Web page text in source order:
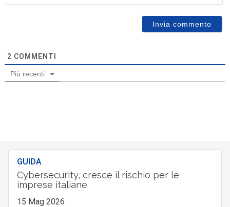
2 COMMENTI
Più recenti
GUIDA
Cybersecurity, cresce il rischio per le
imprese italiane
15 Mag 2026